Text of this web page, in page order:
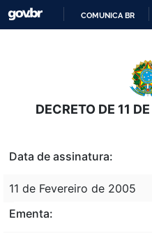
COMUNICA BR
DECRETO DE 11
Data de assinatura:
11 de Fevereiro de 2005
Ementa: